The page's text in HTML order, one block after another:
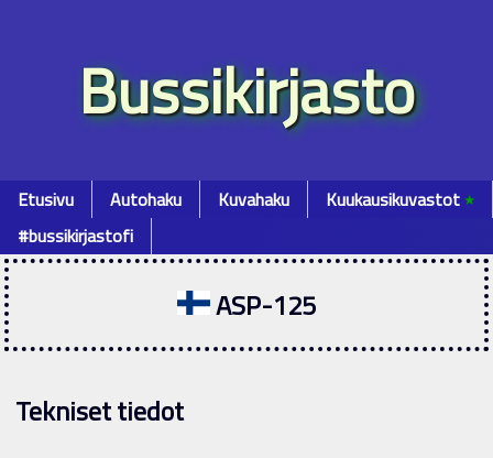
Bussikirjasto
Etusivu Autohaku Kuvahaku Kuukausikuvastot٭
#bussikirjastofi
ASP-125
Tekniset tiedot